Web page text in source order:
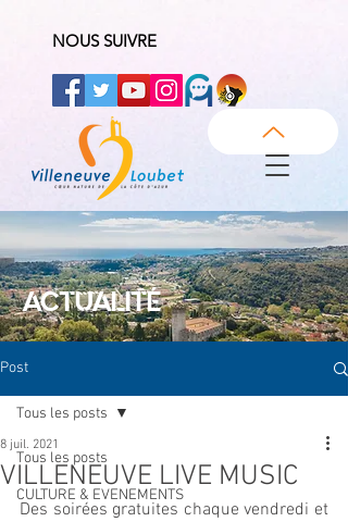
NOUS SUIVRE
ACTUALITÉ
Post
Tous les posts
CULTURE & EVENEMENTS
Tous les posts
VILLENEUVE LIVE MUSIC
8 juil. 2021
Des soirées gratuites chaque vendredi et